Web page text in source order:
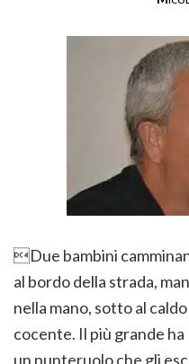
Due bambini
al bordo della strada,
nella mano, sotto al caldo
cocente. Il più grande ha
un punteruolo che gli